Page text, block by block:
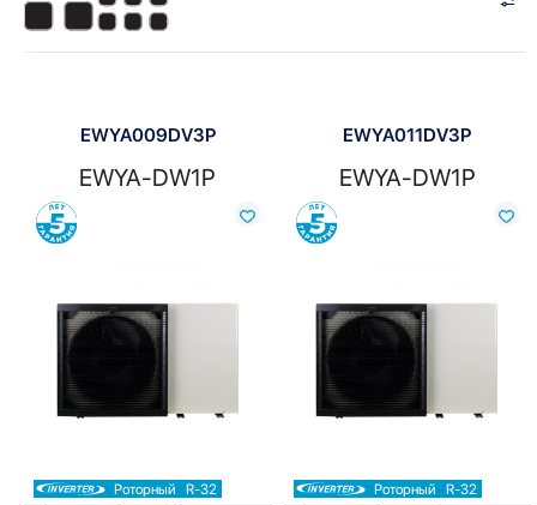
Показать:
EWYA009DV3P
EWYA-DW1P
Сравнить
Роторный R-32
EWYA011DV3P
EWYA-DW1P
Сравнить
Роторный R-32